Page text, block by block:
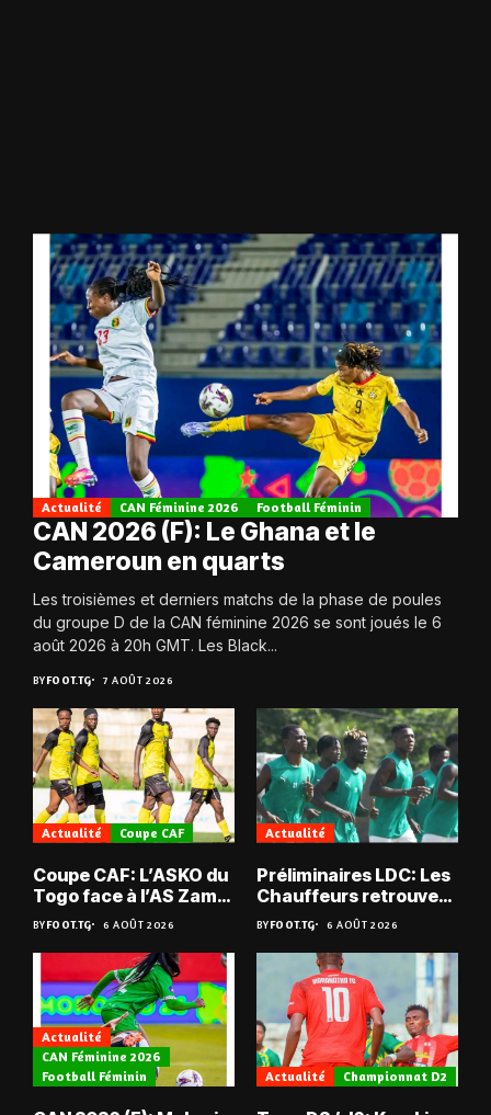
Actualité CAN Féminine 2026 Football Féminin
CAN 2026 (F): Le Ghana et le
Cameroun en quarts
Les troisièmes et derniers matchs de la phase de poules
du groupe D de la CAN féminine 2026 se sont joués le 6
août 2026 à 20h GMT. Les Black...
BYFOOT.TG 7 AOÛT 2026
Actualité Coupe CAF
Coupe CAF: L’ASKO du
Togo face à l’AS Zam
du Niger
BYFOOT.TG 6 AOÛT 2026
Actualité
Préliminaires LDC: Les
Chauffeurs retrouvent
les Mimos
BYFOOT.TG 6 AOÛT 2026
Actualité
CAN Féminine 2026
Football Féminin
Actualité Championnat D2